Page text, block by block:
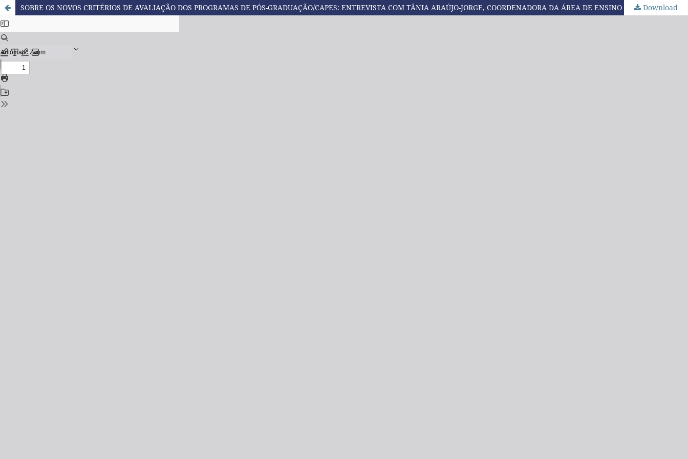
SOBRE OS NOVOS CRITÉRIOS DE AVALIAÇÃO DOS PROGRAMAS DE PÓS-GRADUAÇÃO/CAPES: ENTREVISTA COM TÂNIA ARAÚJO-JORGE, COORDENADORA DA ÁREA DE ENSINO (2013-2017)
Download